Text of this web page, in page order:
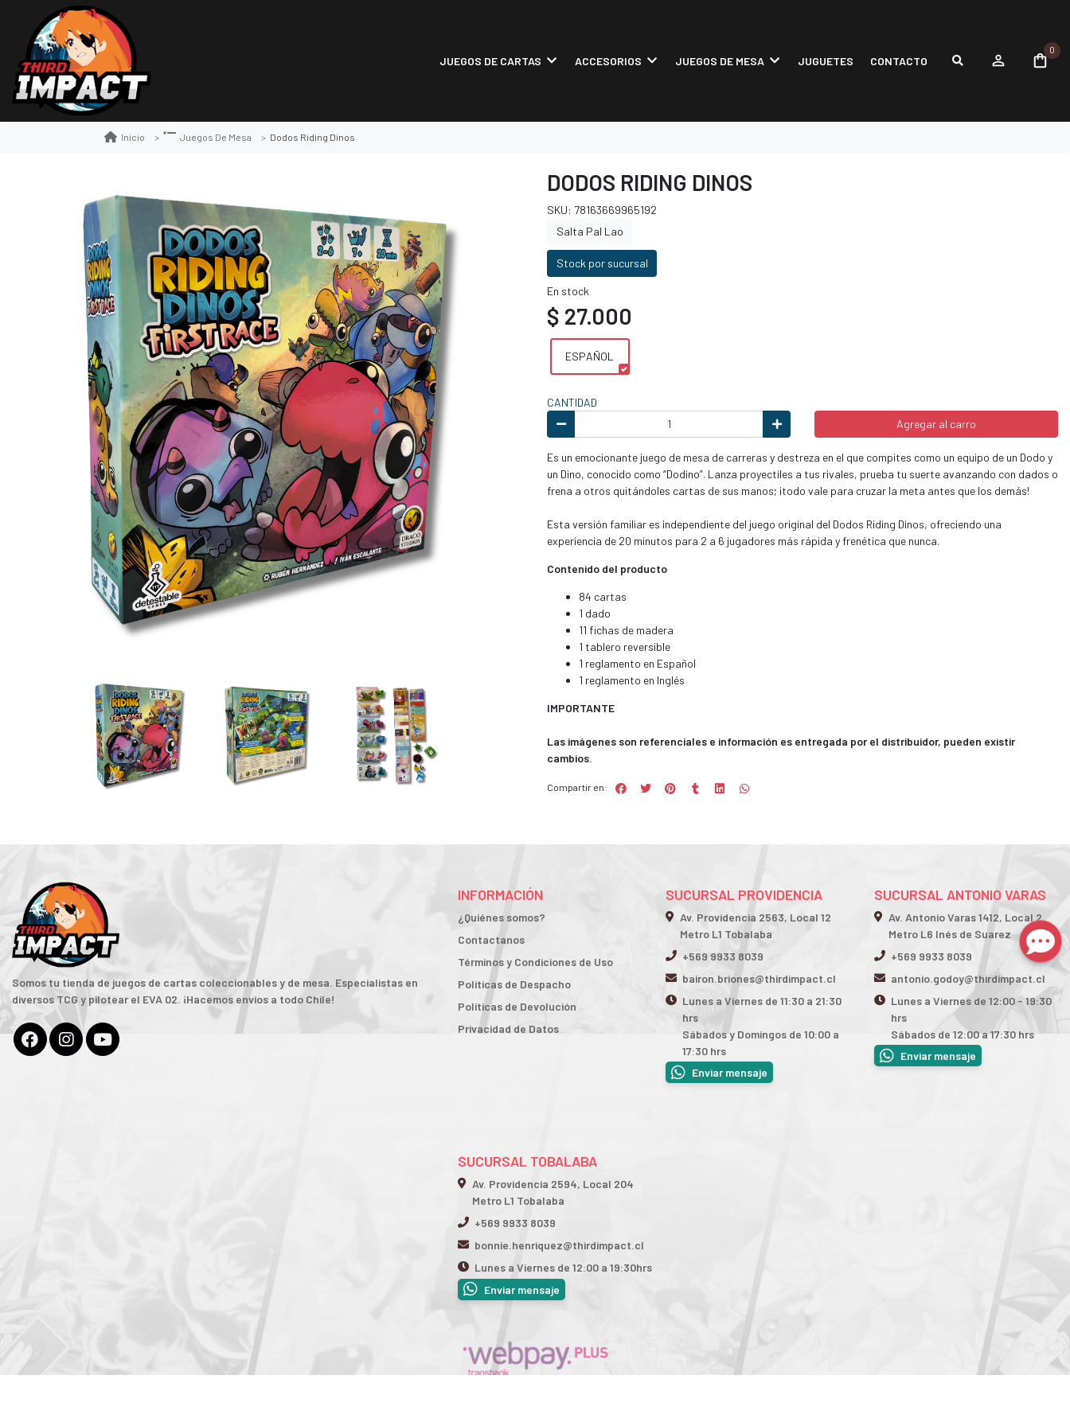
JUEGOS DE CARTAS ACCESORIOS JUEGOS DE MESA JUGUETES CONTACTO
0
Inicio Juegos De Mesa Dodos Riding Dinos
DODOS RIDING DINOS
SKU: 78163669965192
Salta Pal Lao
Stock por sucursal
En stock
$ 27.000
ESPAÑOL
CANTIDAD
Agregar al carro
Es un emocionante juego de mesa de carreras y destreza en el que compites como un equipo de un Dodo y
un Dino, conocido como “Dodino”. Lanza proyectiles a tus rivales, prueba tu suerte avanzando con dados o
frena a otros quitándoles cartas de sus manos; ¡todo vale para cruzar la meta antes que los demás!
Esta versión familiar es independiente del juego original del Dodos Riding Dinos, ofreciendo una
experiencia de 20 minutos para 2 a 6 jugadores más rápida y frenética que nunca.
Contenido del producto
84 cartas
1 dado
11 fichas de madera
1 tablero reversible
1 reglamento en Español
1 reglamento en Inglés
IMPORTANTE
Las imágenes son referenciales e información es entregada por el distribuidor, pueden existir
cambios.
Compartir en:
Somos tu tienda de juegos de cartas coleccionables y de mesa. Especialistas en
diversos TCG y pilotear el EVA 02. ¡Hacemos envíos a todo Chile!
INFORMACIÓN
¿Quiénes somos?
Contactanos
Términos y Condiciones de Uso
Políticas de Despacho
Políticas de Devolución
Privacidad de Datos
SUCURSAL PROVIDENCIA
Av. Providencia 2563, Local 12
Metro L1 Tobalaba
+569 9933 8039
bairon.briones@thirdimpact.cl
Lunes a Viernes de 11:30 a 21:30
hrs
Sábados y Domingos de 10:00 a
17:30 hrs
Enviar mensaje
SUCURSAL ANTONIO VARAS
Av. Antonio Varas 1412, Local 2
Metro L6 Inés de Suarez
+569 9933 8039
antonio.godoy@thirdimpact.cl
Lunes a Viernes de 12:00 - 19:30
hrs
Sábados de 12:00 a 17:30 hrs
Enviar mensaje
SUCURSAL TOBALABA
Av. Providencia 2594, Local 204
Metro L1 Tobalaba
+569 9933 8039
bonnie.henriquez@thirdimpact.cl
Lunes a Viernes de 12:00 a 19:30hrs
Enviar mensaje